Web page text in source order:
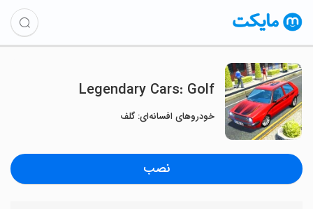
Legendary Cars: Golf
خودروهای افسانه‌ای: گلف
نصب